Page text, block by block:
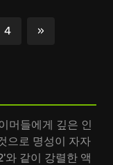
4 »
머들에게 깊은 인
으로 명성이 자자
같이 강렬한 액